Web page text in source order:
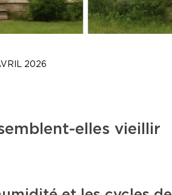
2026
elles vieillir